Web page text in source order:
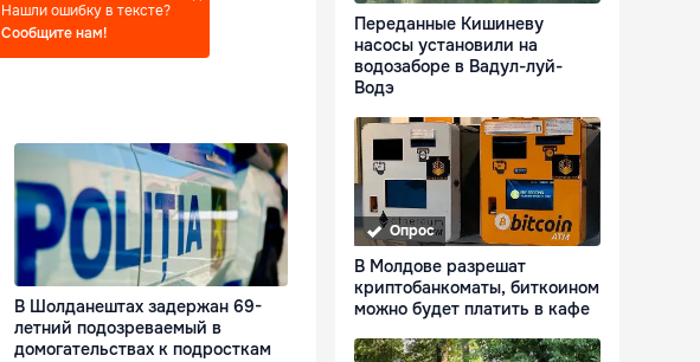
Нашли ошибку в тексте?
Сообщите нам!
В Шолданештах задержан 69-
летний подозреваемый в
домогательствах к подросткам
Переданные Кишиневу
насосы установили на
водозаборе в Вадул-луй-
Водэ
Опрос
В Молдове разрешат
криптобанкоматы, биткоином
можно будет платить в кафе